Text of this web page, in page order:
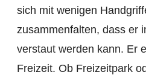
sich mit wenigen
zusammenfalten, dass er
verstaut werden kann. Er
Freizeit. Ob Freizeitpark